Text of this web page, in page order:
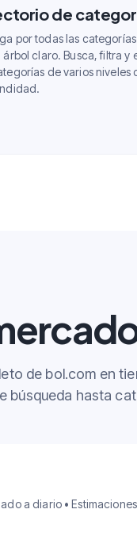
de
por todas las
árbol claro. Busca, filtra y
de varios niveles
de bol.com en
búsqueda hasta
a diario •